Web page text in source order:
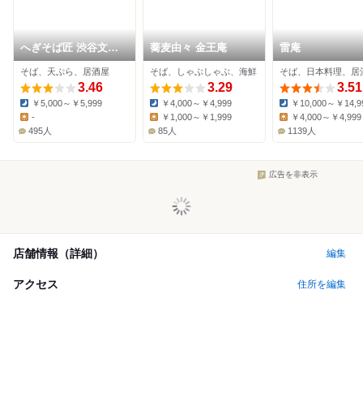
へぎそば匠 渋谷文化
村通り店
そば、天ぷら、居酒屋
3.46
Dinner:
￥5,000～￥5,999
-
495人
蕎麦由々 金王庵
そば、しゃぶしゃぶ、海鮮
3.29
Dinner:
￥4,000～￥4,999
Lunch:
￥1,000～￥1,999
85人
雷庵
そば、日本料理、居
3.51
Dinner:
￥10,000～￥
￥4,000～￥4,999
1139人
広告を非表示
店舗情報（詳細） 編集
アクセス 住所を編集